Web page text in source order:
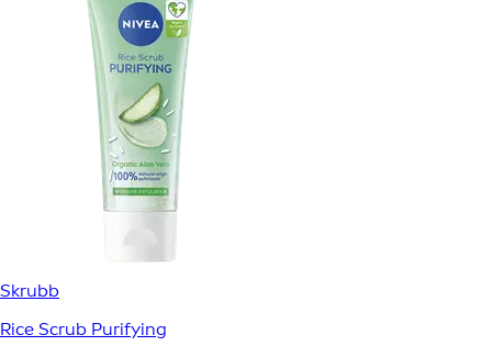
Skrubb
Rice Scrub Purifying